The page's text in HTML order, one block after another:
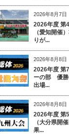
2026年8月7日
2026年度 第
（愛知開催
りが...
2026年8月8日
2026年度 第
ーの部 優勝
出場...
2026年8月8日
2026年度 第
（大分県開
果...